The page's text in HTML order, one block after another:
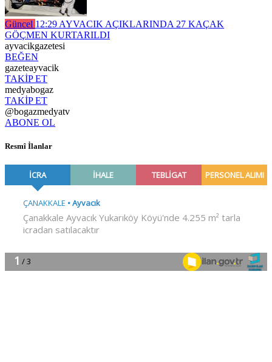
Güncel 12:29 AYVACIK AÇIKLARINDA 27 KAÇAK
GÖÇMEN KURTARILDI
ayvacikgazetesi
BEĞEN
gazeteayvacik
TAKİP ET
medyabogaz
TAKİP ET
@bogazmedyatv
ABONE OL
Resmî İlanlar